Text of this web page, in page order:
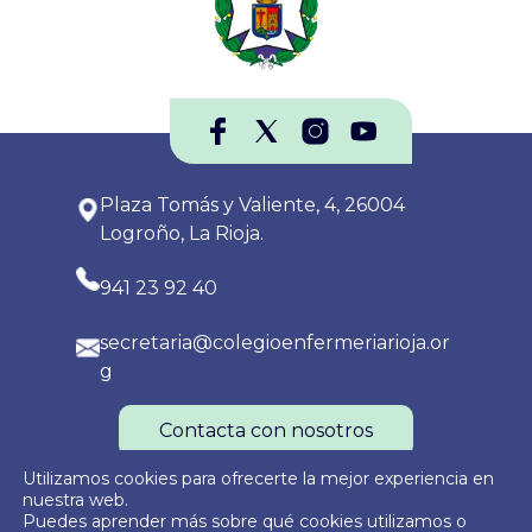
Plaza Tomás y Valiente, 4, 26004
Logroño, La Rioja.
941 23 92 40
secretaria@colegioenfermeriarioja.or
g
Contacta con nosotros
Utilizamos cookies para ofrecerte la mejor experiencia en
nuestra web.
Puedes aprender más sobre qué cookies utilizamos o